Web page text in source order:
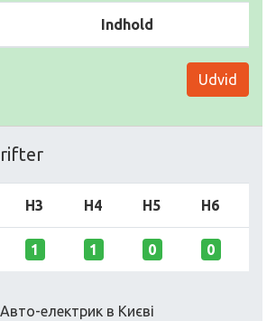
Indhold
Udvid
H3 H4 H5 H6
1 1 0 0
електрик в Києві